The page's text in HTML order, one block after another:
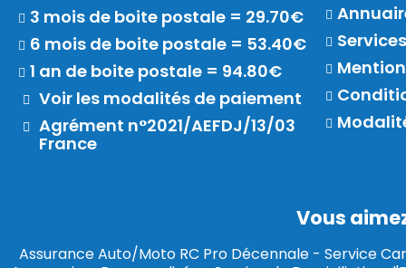
3 mois de boite postale = 29.70€
6 mois de boite postale = 53.40€
1 an de boite postale = 94.80€
Voir les modalités de paiement
Agrément n°2021/AEFDJ/13/03
France
Vous
Assurance Auto/Moto RC Pro Décennale- Service